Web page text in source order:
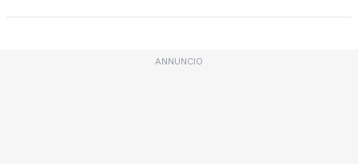
ANNUNCIO